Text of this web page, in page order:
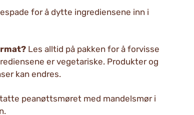
for å dytte ingrediensene inn i
Les alltid på pakken for å forvisse
er vegetariske. Produkter og
kan endres.
peanøttsmøret med mandelsmør i